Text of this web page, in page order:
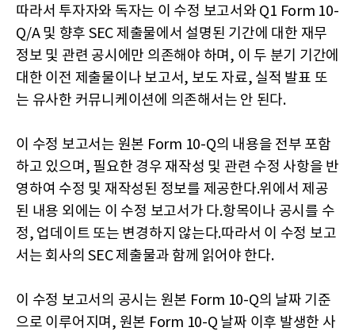
따라서 투자자와 독자는 이 수정 보고서와 Q1 Form 10-
Q/A 및 향후 SEC 제출물에서 설명된 기간에 대한 재무
정보 및 관련 공시에만 의존해야 하며, 이 두 분기 기간에
대한 이전 제출물이나 보고서, 보도 자료, 실적 발표 또
는 유사한 커뮤니케이션에 의존해서는 안 된다.
이 수정 보고서는 원본 Form 10-Q의 내용을 전부 포함
하고 있으며, 필요한 경우 재작성 및 관련 수정 사항을 반
영하여 수정 및 재작성된 정보를 제공한다.위에서 제공
된 내용 외에는 이 수정 보고서가 다.항목이나 공시를 수
정, 업데이트 또는 변경하지 않는다.따라서 이 수정 보고
서는 회사의 SEC 제출물과 함께 읽어야 한다.
이 수정 보고서의 공시는 원본 Form 10-Q의 날짜 기준
으로 이루어지며, 원본 Form 10-Q 날짜 이후 발생한 사